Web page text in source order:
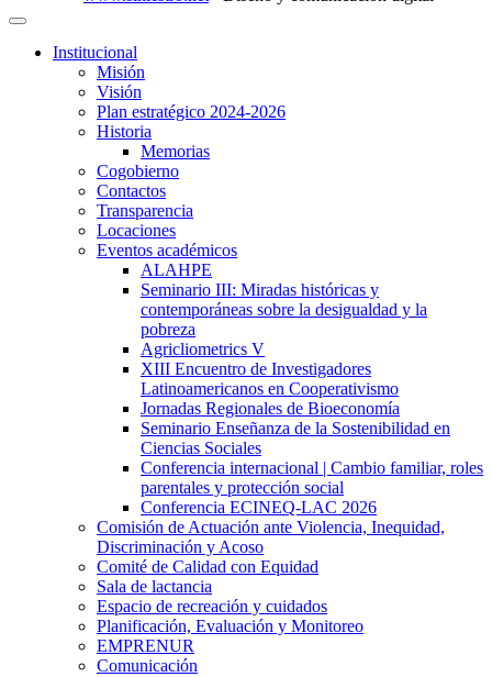
Institucional
Misión
Visión
Plan estratégico 2024-2026
Historia
Memorias
Cogobierno
Contactos
Transparencia
Locaciones
Eventos académicos
ALAHPE
Seminario III: Miradas históricas y
contemporáneas sobre la desigualdad y la
pobreza
Agricliometrics V
XIII Encuentro de Investigadores
Latinoamericanos en Cooperativismo
Jornadas Regionales de Bioeconomía
Seminario Enseñanza de la Sostenibilidad en
Ciencias Sociales
Conferencia internacional | Cambio familiar, roles
parentales y protección social
Conferencia ECINEQ-LAC 2026
Comisión de Actuación ante Violencia, Inequidad,
Discriminación y Acoso
Comité de Calidad con Equidad
Sala de lactancia
Espacio de recreación y cuidados
Planificación, Evaluación y Monitoreo
EMPRENUR
Comunicación